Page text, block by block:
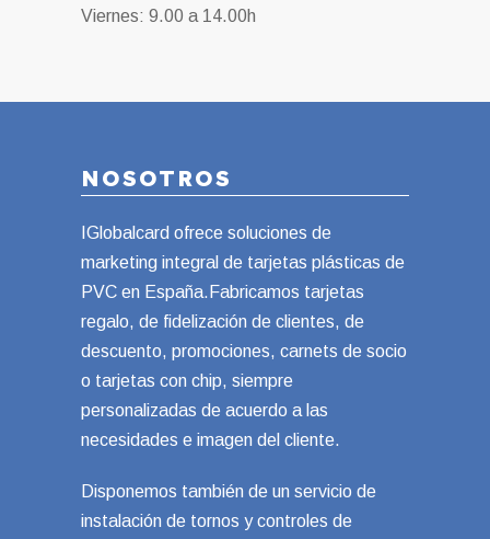
Viernes: 9.00 a 14.00h
NOSOTROS
IGlobalcard ofrece soluciones de
marketing integral de tarjetas plásticas de
PVC en España.Fabricamos tarjetas
regalo, de fidelización de clientes, de
descuento, promociones, carnets de socio
o tarjetas con chip, siempre
personalizadas de acuerdo a las
necesidades e imagen del cliente.
Disponemos también de un servicio de
instalación de tornos y controles de